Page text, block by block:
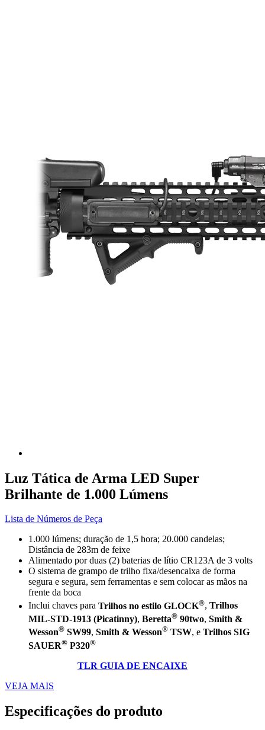
Luz Tática de Arma LED Super
Brilhante de 1.000 Lúmens
Lista de Números de Peça
1.000 lúmens; duração de 1,5 hora; 20.000 candelas;
Distância de 283m de feixe
Alimentado por duas (2) baterias de lítio CR123A de 3 volts
O sistema de grampo de trilho fixa/desencaixa de forma
segura e segura, sem ferramentas e sem colocar as mãos na
frente da boca
Inclui chaves para Trilhos no estilo GLOCK®, Trilhos
MIL-STD-1913 (Picatinny), Beretta® 90two, Smith &
Wesson® SW99, Smith & Wesson® TSW, e Trilhos SIG
SAUER® P320®
TLR GUIA DE ENCAIXE
VEJA MAIS
Especificações do produto